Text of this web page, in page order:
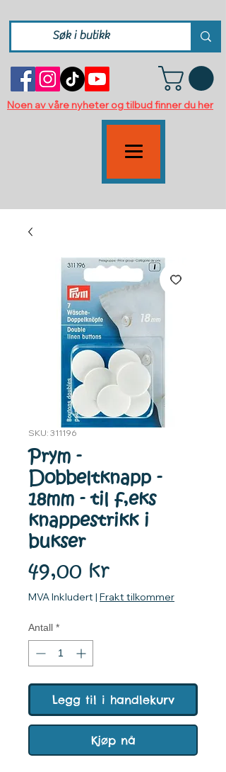
Noen av våre nyheter og tilbud finner du her
SKU: 311196
Prym -
Dobbeltknapp -
18mm - til f,eks
knappestrikk i
bukser
49,00 krPris
MVA Inkludert | Frakt tilkommer
Antall *
Legg til i handlekurv
Kjøp nå